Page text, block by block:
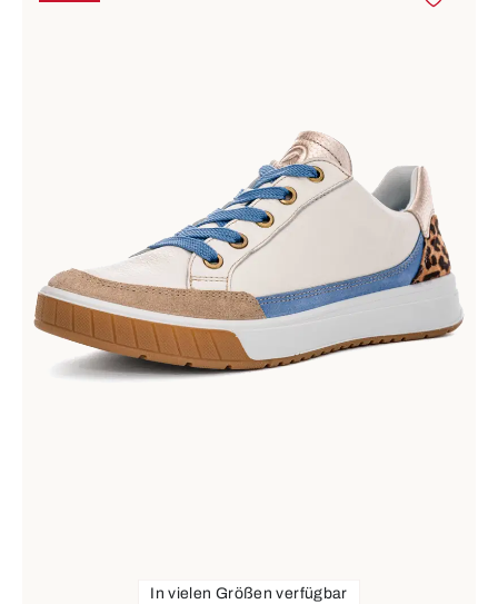
In vielen Größen verfügbar